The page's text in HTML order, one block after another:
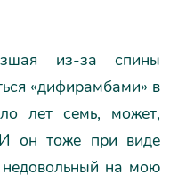
из-за спины
«дифирамбами» в
лет семь, может,
он тоже при виде
на мою